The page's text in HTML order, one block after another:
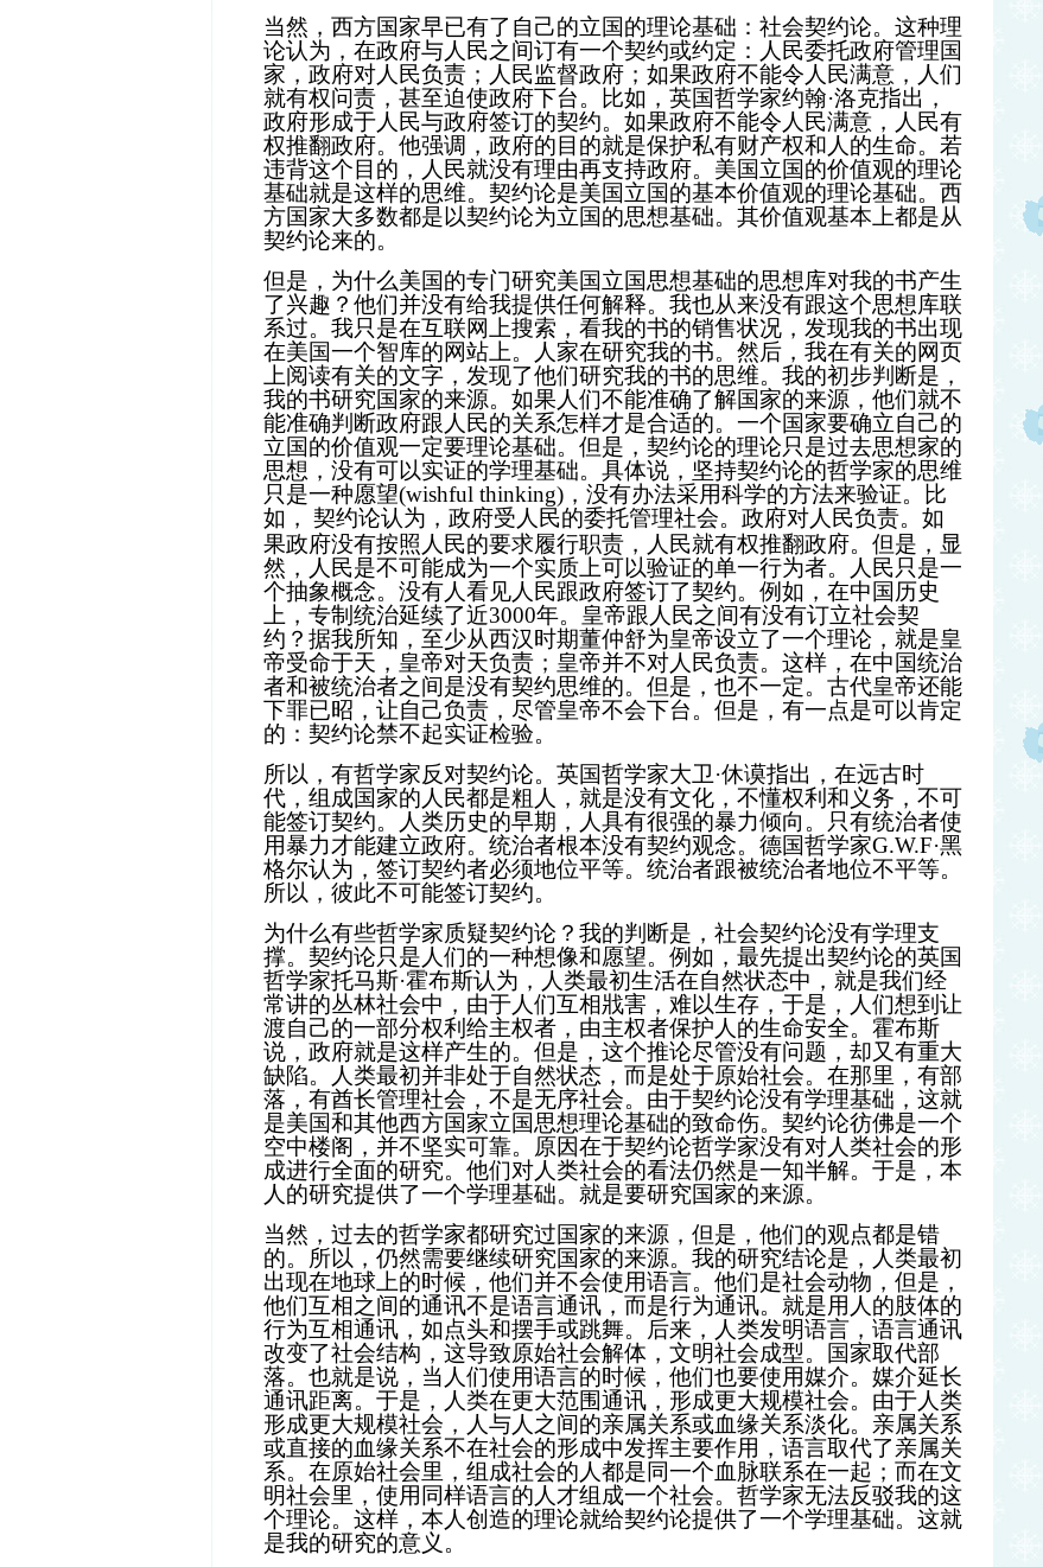
当然，西方国家早已有了自己的立国的理论基础：社会契约论。这种理
论认为，在政府与人民之间订有一个契约或约定：人民委托政府管理国
家，政府对人民负责；人民监督政府；如果政府不能令人民满意，人们
就有权问责，甚至迫使政府下台。比如，英国哲学家约翰·洛克指出，
政府形成于人民与政府签订的契约。如果政府不能令人民满意，人民有
权推翻政府。他强调，政府的目的就是保护私有财产权和人的生命。若
违背这个目的，人民就没有理由再支持政府。美国立国的价值观的理论
基础就是这样的思维。契约论是美国立国的基本价值观的理论基础。西
方国家大多数都是以契约论为立国的思想基础。其价值观基本上都是从
契约论来的。
但是，为什么美国的专门研究美国立国思想基础的思想库对我的书产生
了兴趣？他们并没有给我提供任何解释。我也从来没有跟这个思想库联
系过。我只是在互联网上搜索，看我的书的销售状况，发现我的书出现
在美国一个智库的网站上。人家在研究我的书。然后，我在有关的网页
上阅读有关的文字，发现了他们研究我的书的思维。我的初步判断是，
我的书研究国家的来源。如果人们不能准确了解国家的来源，他们就不
能准确判断政府跟人民的关系怎样才是合适的。一个国家要确立自己的
立国的价值观一定要理论基础。但是，契约论的理论只是过去思想家的
思想，没有可以实证的学理基础。具体说，坚持契约论的哲学家的思维
只是一种愿望(wishful thinking)，没有办法采用科学的方法来验证。比
如， 契约论认为，政府受人民的委托管理社会。政府对人民负责。如
果政府没有按照人民的要求履行职责，人民就有权推翻政府。但是，显
然，人民是不可能成为一个实质上可以验证的单一行为者。人民只是一
个抽象概念。没有人看见人民跟政府签订了契约。例如，在中国历史
上，专制统治延续了近3000年。皇帝跟人民之间有没有订立社会契
约？据我所知，至少从西汉时期董仲舒为皇帝设立了一个理论，就是皇
帝受命于天，皇帝对天负责；皇帝并不对人民负责。这样，在中国统治
者和被统治者之间是没有契约思维的。但是，也不一定。古代皇帝还能
下罪已昭，让自己负责，尽管皇帝不会下台。但是，有一点是可以肯定
的：契约论禁不起实证检验。
所以，有哲学家反对契约论。英国哲学家大卫 ·休谟指出，在远古时
代，组成国家的人民都是粗人，就是没有文化，不懂权利和义务，不可
能签订契约。人类历史的早期，人具有很强的暴力倾向。只有统治者使
用暴力才能建立政府。统治者根本没有契约观念。德国哲学家G.W.F·黑
格尔认为，签订契约者必须地位平等。统治者跟被统治者地位不平等。
所以，彼此不可能签订契约。
为什么有些哲学家质疑契约论？我的判断是，社会契约论没有学理支
撑。契约论只是人们的一种想像和愿望。例如，最先提出契约论的英国
哲学家托马斯·霍布斯认为，人类最初生活在自然状态中，就是我们经
常讲的丛林社会中，由于人们互相戕害，难以生存，于是，人们想到让
渡自己的一部分权利给主权者，由主权者保护人的生命安全。霍布斯
说，政府就是这样产生的。但是，这个推论尽管没有问题，却又有重大
缺陷。人类最初并非处于自然状态，而是处于原始社会。在那里，有部
落，有酋长管理社会，不是无序社会。由于契约论没有学理基础，这就
是美国和其他西方国家立国思想理论基础的致命伤。契约论彷佛是一个
空中楼阁，并不坚实可靠。原因在于契约论哲学家没有对人类社会的形
成进行全面的研究。他们对人类社会的看法仍然是一知半解。于是，本
人的研究提供了一个学理基础。就是要研究国家的来源。
当然，过去的哲学家都研究过国家的来源，但是，他们的观点都是错
的。所以，仍然需要继续研究国家的来源。我的研究结论是，人类最初
出现在地球上的时候，他们并不会使用语言。他们是社会动物，但是，
他们互相之间的通讯不是语言通讯，而是行为通讯。就是用人的肢体的
行为互相通讯，如点头和摆手或跳舞。后来，人类发明语言，语言通讯
改变了社会结构，这导致原始社会解体，文明社会成型。国家取代部
落。也就是说，当人们使用语言的时候，他们也要使用媒介。媒介延长
通讯距离。于是，人类在更大范围通讯，形成更大规模社会。由于人类
形成更大规模社会，人与人之间的亲属关系或血缘关系淡化。亲属关系
或直接的血缘关系不在社会的形成中发挥主要作用，语言取代了亲属关
系。在原始社会里，组成社会的人都是同一个血脉联系在一起；而在文
明社会里，使用同样语言的人才组成一个社会。哲学家无法反驳我的这
个理论。这样，本人创造的理论就给契约论提供了一个学理基础。这就
是我的研究的意义。